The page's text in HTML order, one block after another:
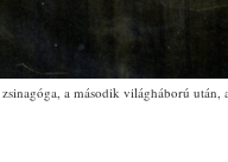
a második világháború